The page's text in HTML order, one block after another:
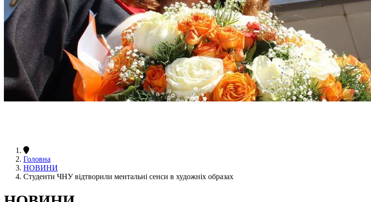
Головна
НОВИНИ
Студенти ЧНУ відтворили ментальні сенси в художніх образах